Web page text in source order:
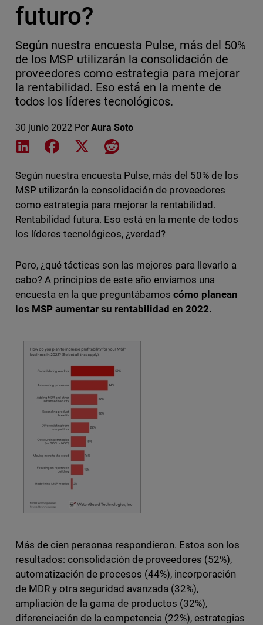
futuro?
Según nuestra encuesta Pulse, más del 50%
de los MSP utilizarán la consolidación de
proveedores como estrategia para mejorar
la rentabilidad. Eso está en la mente de
todos los líderes tecnológicos.
30 junio 2022 Por Aura Soto
Share on LinkedIn
Share on Facebook
Share on XShare on Reddit
Según nuestra encuesta Pulse, más del 50% de los
MSP utilizarán la consolidación de proveedores
como estrategia para mejorar la rentabilidad.
Rentabilidad futura. Eso está en la mente de todos
los líderes tecnológicos, ¿verdad?
Pero, ¿qué tácticas son las mejores para llevarlo a
cabo? A principios de este año enviamos una
encuesta en la que preguntábamoscómo planean
los MSP aumentar su rentabilidad en 2022.
Más de cien personas respondieron. Estos son los
resultados: consolidación de proveedores (52%),
automatización de procesos (44%), incorporación
de MDR y otra seguridad avanzada (32%),
ampliación de la gama de productos (32%),
diferenciación de la competencia (22%), estrategias